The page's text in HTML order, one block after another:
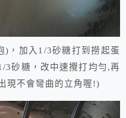
) ，加入 1/3砂糖打到撈起蛋
3砂糖，改中速攪打均勻,再
現不會彎曲的立角喔!)